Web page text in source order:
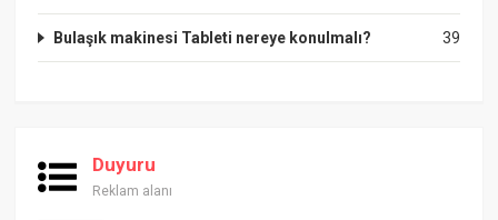
39
Bulaşık makinesi Tableti nereye konulmalı?
Duyuru
Reklam alanı